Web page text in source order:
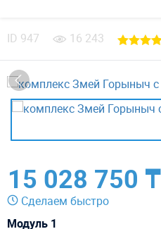
ID 947 16 243
15 028 750 ₸
Сделаем быстро
Модуль 1